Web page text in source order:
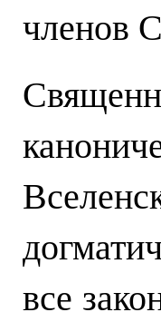
членов
все